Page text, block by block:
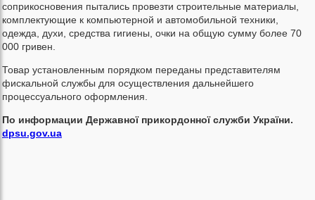
соприкосновения пытались провезти строительные материалы,
комплектующие к компьютерной и автомобильной техники,
одежда, духи, средства гигиены, очки на общую сумму более 70
000 гривен.
Товар установленным порядком переданы представителям
фискальной службы для осуществления дальнейшего
процессуального оформления.
По информации Державної прикордонної служби України.
dpsu.gov.ua